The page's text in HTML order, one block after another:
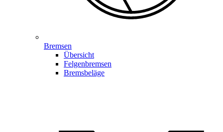
Bremsen
Übersicht
Felgenbremsen
Bremsbeläge